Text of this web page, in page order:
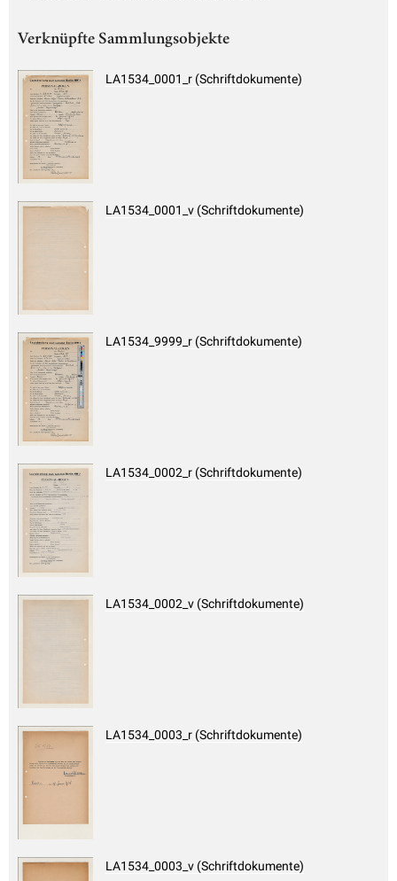
Verknüpfte Sammlungsobjekte
LA1534_0001_r (Schriftdokumente)
LA1534_0001_v (Schriftdokumente)
LA1534_9999_r (Schriftdokumente)
LA1534_0002_r (Schriftdokumente)
LA1534_0002_v (Schriftdokumente)
LA1534_0003_r (Schriftdokumente)
LA1534_0003_v (Schriftdokumente)